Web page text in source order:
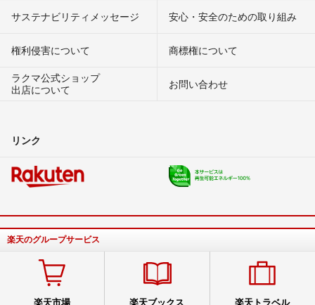
サステナビリティメッセージ 安心・安全のための取り組み
権利侵害について
商標権について
ラクマ公式ショップ
出店について
お問い合わせ
リンク
楽天のグループサービス
楽天市場 楽天ブックス 楽天トラベル